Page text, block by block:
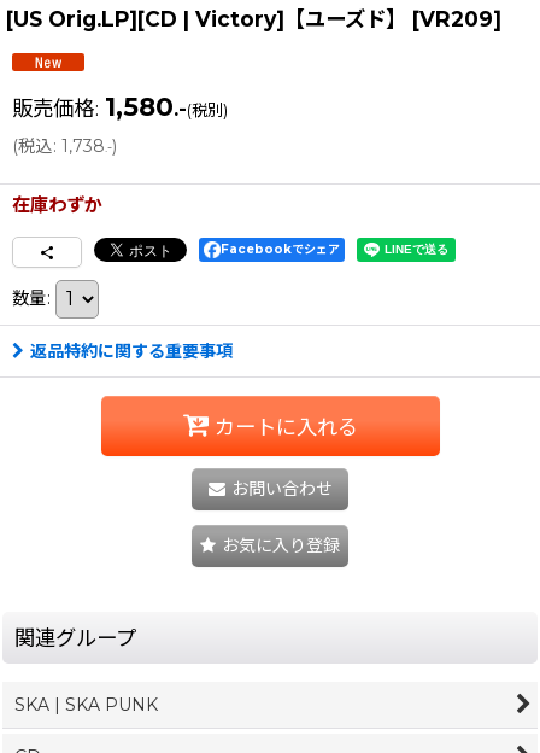
[US Orig.LP][CD | Victory]【ユーズド】
[VR209]
販売価格: 1,580.-(税別)
(税込: 1,738.-)
在庫わずか
Facebookでシェア
数量:
返品特約に関する重要事項
カートに入れる
お問い合わせ
お気に入り登録
関連グループ
SKA | SKA PUNK